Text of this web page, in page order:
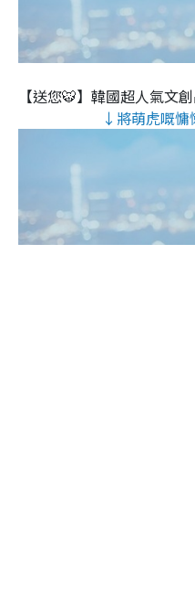
【送您🐯】韓國超人氣文
↓將萌虎嘅慵